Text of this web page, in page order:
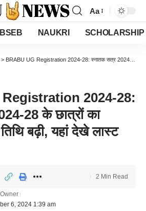
Font
Resizer
Aa
BSEB NAUKRI SCHOLARSHIP
> BRABU UG Registration 2024-28: स्नातक सत्र 2024-28 के छात्रों का रजिस्ट्रेशन कि तिथि बढ़ी, यहां देखे लास्ट डेट
2024-28:
28 के छात्रों का
बढ़ी, यहां देखे लास्ट
6, 2024 1:39 am
2 Min Read